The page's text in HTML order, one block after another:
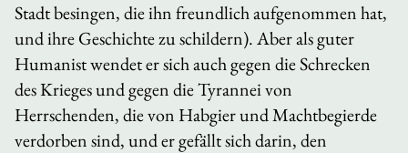
Stadt besingen, die ihn freundlich aufgenommen hat,
und ihre Geschichte zu schildern). Aber als guter
Humanist wendet er sich auch gegen die Schrecken
des Krieges und gegen die Tyrannei von
Herrschenden, die von Habgier und Machtbegierde
verdorben sind, und er gefällt sich darin, den